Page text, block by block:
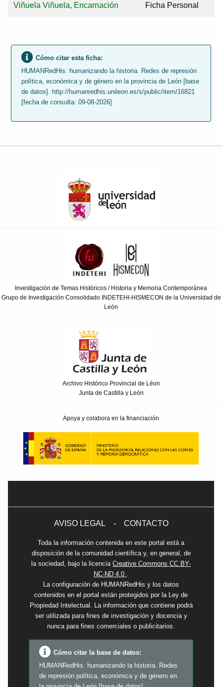
Viñuela Viñuela, Encarnación Ficha Personal
Cómo citar esta ficha:
HUMANRedHis: humanizando la historia. Redes de represión
política, económica y de género en la provincia de León [base
de datos]. http://humanredhis.unileon.es/s/public/item/16821
[fecha de consulta: 09-08-2026]
Investigación de Temas Históricos / Historia y Memoria Contemporánea
Grupo de Investigación Consolidado INDETEHI-HISMECON de la Universidad de
León
Archivo Histórico Provincial de Léon
Junta de Castilla y León
Apoya y colabora en la financiación
AVISO LEGAL - CONTACTO
Toda la información contenida en este portal está a
disposición de la comunidad científica y, en general, de
la sociedad, bajo la licencia Creative Commons CC BY-
NC-ND 4.0
La configuración de HUMANRedHis y los datos
contenidos en el portal están protegidos por la Ley de
Propiedad Intelectual. La información que contiene podrá
ser utilizada para fines de investigación y docencia y
nunca para fines comerciales o publicitarios.
Cómo citar la base de datos:
HUMANRedHis: humanizando la historia. Redes
de represión política, económica y de género en